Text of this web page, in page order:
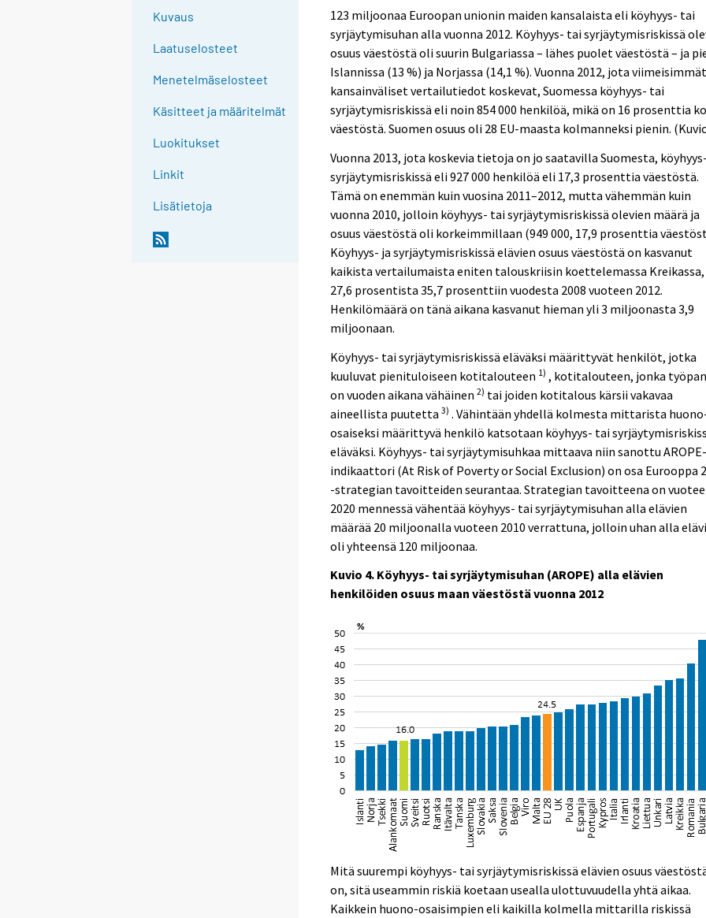
Kuvaus
Laatuselosteet
Menetelmäselosteet
Käsitteet ja määritelmät
Luokitukset
Linkit
Lisätietoja
123 miljoonaa Euroopan unionin maiden kansalaista eli köyhyys- tai
syrjäytymisuhan alla vuonna 2012. Köyhyys- tai syrjäytymisriskissä
osuus väestöstä oli suurin Bulgariassa – lähes puolet väestöstä – ja
Islannissa (13 %) ja Norjassa (14,1 %). Vuonna 2012, jota
kansainväliset vertailutiedot koskevat, Suomessa köyhyys- tai
syrjäytymisriskissä eli noin 854 000 henkilöä, mikä on 16 prosenttia
väestöstä. Suomen osuus oli 28 EU-maasta kolmanneksi pienin.
Vuonna 2013, jota koskevia tietoja on jo saatavilla Suomesta,
syrjäytymisriskissä eli 927 000 henkilöä eli 17,3 prosenttia väestöstä.
Tämä on enemmän kuin vuosina 2011–2012, mutta vähemmän kuin
vuonna 2010, jolloin köyhyys- tai syrjäytymisriskissä olevien määrä ja
osuus väestöstä oli korkeimmillaan (949 000, 17,9 prosenttia
Köyhyys- ja syrjäytymisriskissä elävien osuus väestöstä on kasvanut
kaikista vertailumaista eniten talouskriisin koettelemassa Kreikassa,
27,6 prosentista 35,7 prosenttiin vuodesta 2008 vuoteen 2012.
Henkilömäärä on tänä aikana kasvanut hieman yli 3 miljoonasta 3,9
miljoonaan.
Köyhyys- tai syrjäytymisriskissä eläväksi määrittyvät henkilöt, jotka
kuuluvat pienituloiseen kotitalouteen 1) , kotitalouteen, jonka
on vuoden aikana vähäinen2) tai joiden kotitalous kärsii vakavaa
aineellista puutetta3) . Vähintään yhdellä kolmesta mittarista
osaiseksi määrittyvä henkilö katsotaan köyhyys- tai
eläväksi. Köyhyys- tai syrjäytymisuhkaa mittaava niin sanottu
indikaattori (At Risk of Poverty or Social Exclusion) on osa Eurooppa
-strategian tavoitteiden seurantaa. Strategian tavoitteena on
2020 mennessä vähentää köyhyys- tai syrjäytymisuhan alla elävien
määrää 20 miljoonalla vuoteen 2010 verrattuna, jolloin uhan alla
oli yhteensä 120 miljoonaa.
Kuvio 4. Köyhyys- tai syrjäytymisuhan (AROPE) alla elävien
henkilöiden osuus maan väestöstä vuonna 2012
Mitä suurempi köyhyys- tai syrjäytymisriskissä elävien osuus
on, sitä useammin riskiä koetaan usealla ulottuvuudella yhtä aikaa.
Kaikkein huono-osaisimpien eli kaikilla kolmella mittarilla riskissä